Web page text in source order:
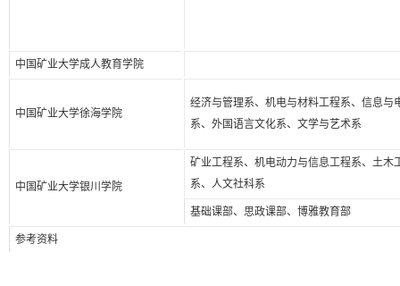
中国矿业大学成人教育学院
中国矿业大学徐海学院
经济与管理系、机电与材料工程系、信息与
系、外国语言文化系、文学与艺术系
中国矿业大学银川学院
矿业工程系、机电动力与信息工程系、土木
系、人文社科系
基础课部、思政课部、博雅教育部
参考资料